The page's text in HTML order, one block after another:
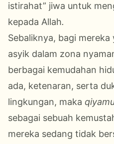
istirahat” jiwa untuk
kepada Allah.
Sebaliknya, bagi
asyik dalam zona
berbagai kemudahan
ada, ketenaran, serta
lingkungan, maka
sebagai sebuah
mereka sedang tidak